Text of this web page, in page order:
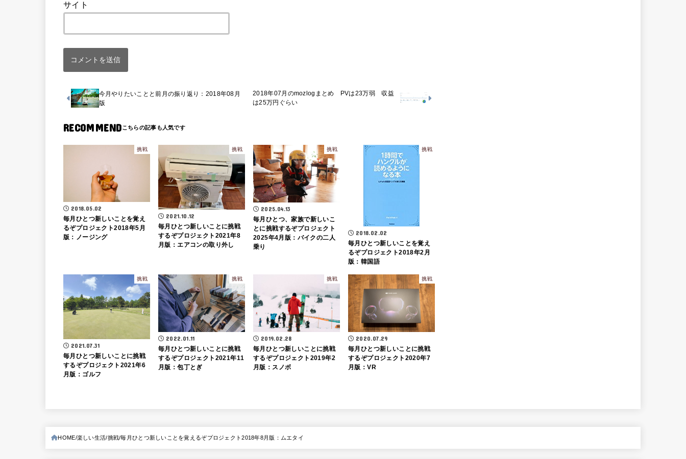
サイト
今月やりたいことと前月の振り返り：2018年08月
版
2018年07月のmozlogまとめ PVは23万弱 収益
は25万円ぐらい
RECOMMEND
挑戦
2018.05.02
毎月ひとつ新しいことを覚え
るぞプロジェクト2018年5月
版：ノージング
挑戦
2021.10.12
毎月ひとつ新しいことに挑戦
するぞプロジェクト2021年8
月版：エアコンの取り外し
挑戦
2025.04.13
毎月ひとつ、家族で新しいこ
とに挑戦するぞプロジェクト
2025年4月版：バイクの二人
乗り
挑戦
2018.02.02
毎月ひとつ新しいことを覚え
るぞプロジェクト2018年2月
版：韓国語
挑戦
2021.07.31
毎月ひとつ新しいことに挑戦
するぞプロジェクト2021年6
月版：ゴルフ
挑戦
2022.01.11
毎月ひとつ新しいことに挑戦
するぞプロジェクト2021年11
月版：包丁とぎ
挑戦
2019.02.28
毎月ひとつ新しいことに挑戦
するぞプロジェクト2019年2
月版：スノボ
挑戦
2020.07.29
毎月ひとつ新しいことに挑戦
するぞプロジェクト2020年7
月版：VR
HOME 楽しい生活 挑戦 毎月ひとつ新しいことを覚えるぞプロジェクト2018年8月版：ムエタイ